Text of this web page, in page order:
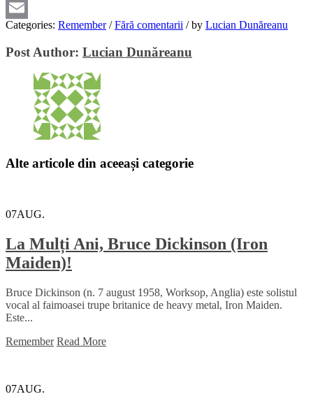
Viber
Email
Categories: Remember / Fără comentarii /by Lucian Dunăreanu
Post Author: Lucian Dunăreanu
Alte articole din aceeași categorie
07AUG.
La Mulți Ani, Bruce Dickinson (Iron
Maiden)!
Bruce Dickinson (n. 7 august 1958, Worksop, Anglia) este solistul
vocal al faimoasei trupe britanice de heavy metal, Iron Maiden.
Este...
Remember Read More
07AUG.